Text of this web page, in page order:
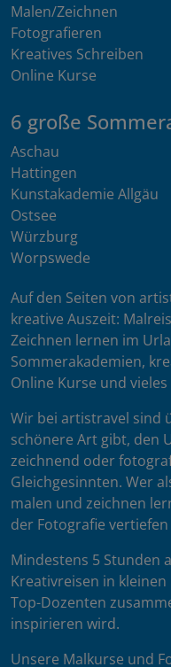
Malen/Zeichnen
Fotografieren
Kreatives Schreiben
Online Kurse
6 große
Aschau
Hattingen
Kunstakademie Allgäu
Ostsee
Würzburg
Worpswede
Auf den Seiten von
kreative Auszeit:
Zeichnen lernen im
Sommerakademien,
Online Kurse und
Wir bei artistravel sind
schönere Art gibt, den
zeichnend oder
Gleichgesinnten. Wer
malen und zeichnen
der Fotografie
Mindestens 5 Stunden
Kreativreisen in
Top-Dozenten
inspirieren wird.
Unsere Malkurse und